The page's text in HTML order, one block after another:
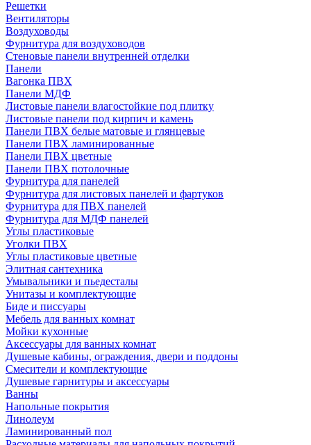
Решетки
Вентиляторы
Воздуховоды
Фурнитура для воздуховодов
Стеновые панели внутренней отделки
Панели
Вагонка ПВХ
Панели МДФ
Листовые панели влагостойкие под плитку
Листовые панели под кирпич и камень
Панели ПВХ белые матовые и глянцевые
Панели ПВХ ламинированные
Панели ПВХ цветные
Панели ПВХ потолочные
Фурнитура для панелей
Фурнитура для листовых панелей и фартуков
Фурнитура для ПВХ панелей
Фурнитура для МДФ панелей
Углы пластиковые
Уголки ПВХ
Углы пластиковые цветные
Элитная сантехника
Умывальники и пьедесталы
Унитазы и комплектующие
Биде и писсуары
Мебель для ванных комнат
Мойки кухонные
Аксессуары для ванных комнат
Душевые кабины, ограждения, двери и поддоны
Смесители и комплектующие
Душевые гарнитуры и аксессуары
Ванны
Напольные покрытия
Линолеум
Ламинированный пол